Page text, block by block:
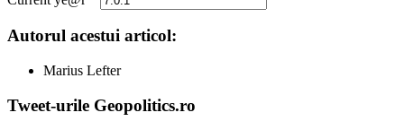
Autorul acestui articol:
Marius Lefter
Tweet-urile Geopolitics.ro